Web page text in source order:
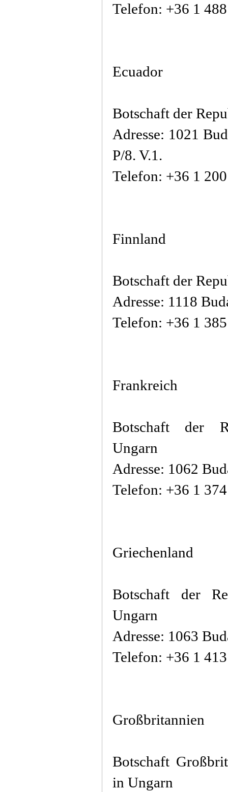
Telefon: +36 1
Ecuador
Botschaft der
Adresse: 1021
P/8. V.1.
Telefon: +36 1
Finnland
Botschaft der
Adresse: 1118
Telefon: +36 1
Frankreich
Botschaft der
Ungarn
Adresse: 1062
Telefon: +36 1
Griechenland
Botschaft der
Ungarn
Adresse: 1063
Telefon: +36 1
Großbritannien
Botschaft
in Ungarn